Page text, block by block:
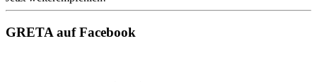
GRETA auf Facebook